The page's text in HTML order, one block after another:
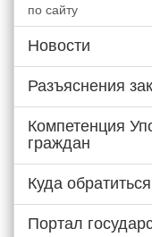
по сайту
Новости
Разъяснения
Компетенция
граждан
Куда
Портал